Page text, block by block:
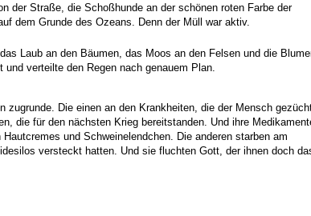
der Straße, die Schoßhunde an der schönen roten Farbe der
dem Grunde des Ozeans. Denn der Müll war aktiv.
Laub an den Bäumen, das Moos an den Felsen und die
und verteilte den Regen nach genauem Plan.
zugrunde. Die einen an den Krankheiten, die der Mensch
die für den nächsten Krieg bereitstanden. Und ihre
Hautcremes und Schweinelendchen.
Die anderen starben am
versteckt hatten. Und sie fluchten Gott, der ihnen doch